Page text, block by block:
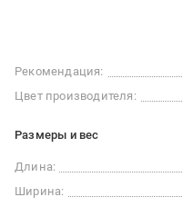
Рекомендация:
Цвет производителя:
Размеры и вес
Длина:
Ширина: